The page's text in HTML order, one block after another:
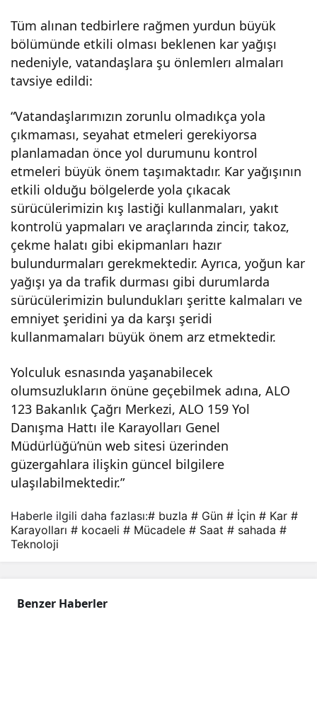
Tüm alınan tedbirlere rağmen yurdun büyük
bölümünde etkili olması beklenen kar yağışı
nedeniyle, vatandaşlara şu önlemlerı almaları
tavsiye edildi:
“Vatandaşlarımızın zorunlu olmadıkça yola
çıkmaması, seyahat etmeleri gerekiyorsa
planlamadan önce yol durumunu kontrol
etmeleri büyük önem taşımaktadır. Kar yağışının
etkili olduğu bölgelerde yola çıkacak
sürücülerimizin kış lastiği kullanmaları, yakıt
kontrolü yapmaları ve araçlarında zincir, takoz,
çekme halatı gibi ekipmanları hazır
bulundurmaları gerekmektedir. Ayrıca, yoğun kar
yağışı ya da trafik durması gibi durumlarda
sürücülerimizin bulundukları şeritte kalmaları ve
emniyet şeridini ya da karşı şeridi
kullanmamaları büyük önem arz etmektedir.
Yolculuk esnasında yaşanabilecek
olumsuzlukların önüne geçebilmek adına, ALO
123 Bakanlık Çağrı Merkezi, ALO 159 Yol
Danışma Hattı ile Karayolları Genel
Müdürlüğü’nün web sitesi üzerinden
güzergahlara ilişkin güncel bilgilere
ulaşılabilmektedir.”
Haberle ilgili daha fazlası:# buzla # Gün # İçin # Kar #
Karayolları # kocaeli # Mücadele # Saat # sahada #
Teknoloji
Benzer Haberler